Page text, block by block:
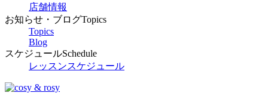
店舗情報
お知らせ・ブログTopics
Topics
Blog
スケジュールSchedule
レッスンスケジュール